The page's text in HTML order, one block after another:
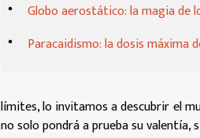
Globo aerostático: la magia de
Paracaidismo: la dosis máxima
límites, lo invitamos a descubrir el
no solo pondrá a prueba su